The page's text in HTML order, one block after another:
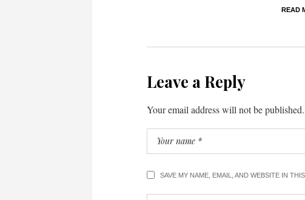
READ
Leave a Reply
Your email address will not be published.
SAVE MY NAME, EMAIL, AND WEBSITE IN